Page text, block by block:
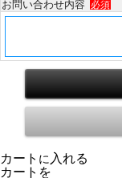
お問い合わせ内容
必須
カート に入れる
カートを